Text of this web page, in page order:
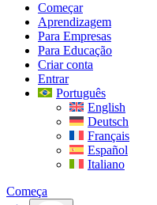
Começar
Aprendizagem
Para Empresas
Para Educação
Criar conta
Entrar
Português
English
Deutsch
Français
Español
Italiano
Começa